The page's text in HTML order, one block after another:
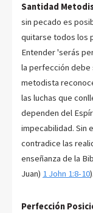
Santidad
sin pecado es
quitarse todos los
Entender 'serás
la perfección debe
metodista
las luchas que
dependen del
impecabilidad. Sin
contradice las
enseñanza de la
Juan) 1 John 1:8-10).
Perfección